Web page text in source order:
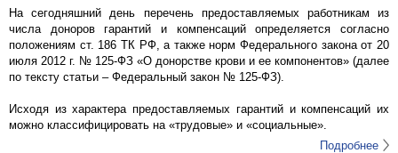
На сегодняшний день перечень предоставляемых работникам из
числа доноров гарантий и компенсаций определяется согласно
положениям ст. 186 ТК РФ, а также норм Федерального закона от 20
июля 2012 г. № 125-ФЗ «О донорстве крови и ее компонентов» (далее
по тексту статьи – Федеральный закон № 125-ФЗ).
Исходя из характера предоставляемых гарантий и компенсаций их
можно классифицировать на «трудовые» и «социальные».
Подробнее